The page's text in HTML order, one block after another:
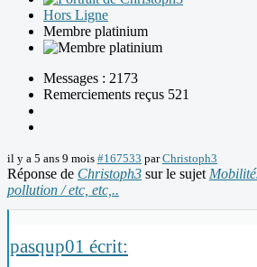
Hors Ligne
Membre platinium
Messages : 2173
Remerciements reçus 521
il y a 5 ans 9 mois #167533 parChristoph3
Réponse de Christoph3 sur le sujet
pollution / etc, etc,..
pasqup01 écrit: